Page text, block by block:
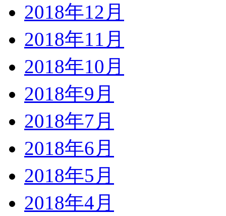
2018年12月
2018年11月
2018年10月
2018年9月
2018年7月
2018年6月
2018年5月
2018年4月